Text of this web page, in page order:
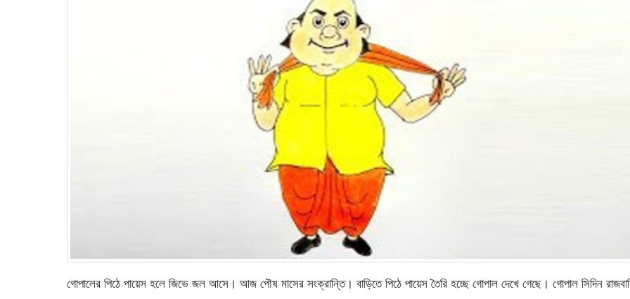
গোপালের পিঠে পায়েস হলে জিভে জল আসে। আজ পৌষ মাসের সংক্রান্তি। বাড়িতে পিঠে পায়েস তৈরি হচ্ছে গোপাল দেখে গেছে। গোপাল সিদিন